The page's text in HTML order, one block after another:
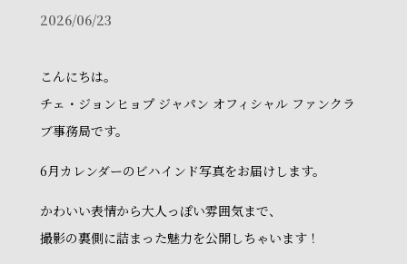
2026/06/23
こんにちは。
チェ・ジョンヒョプ ジャパン オフィシャル ファンクラ
ブ事務局です。
6月カレンダーのビハインド写真をお届けします。
かわいい表情から大人っぽい雰囲気まで、
撮影の裏側に詰まった魅力を公開しちゃいます！